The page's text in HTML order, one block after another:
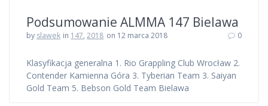
Podsumowanie ALMMA 147 Bielawa
by slawek in 147,2018 on 12 marca 2018 0
Klasyfikacja generalna 1. Rio Grappling Club Wrocław 2.
Contender Kamienna Góra 3. Tyberian Team 3. Saiyan
Gold Team 5. Bebson Gold Team Bielawa